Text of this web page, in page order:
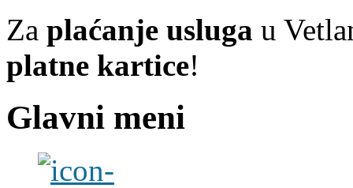
Za plaćanje usluga u
platne kartice!
Glavni meni